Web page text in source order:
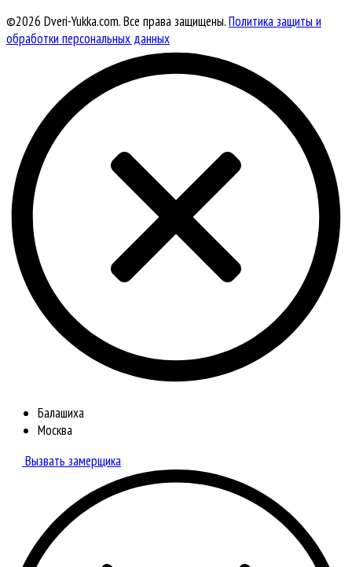
©2026 Dveri-Yukka.com. Все права защищены.Политика защиты и
обработки персональных данных
Балашиха
Москва
Вызвать замерщика